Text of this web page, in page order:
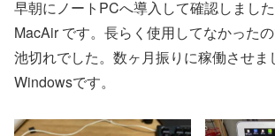
早朝にノートPCへ導入して確認しました
MacAir です。長らく使用してなかった
池切れでした。数ヶ月振りに稼働させま
Windowsです。